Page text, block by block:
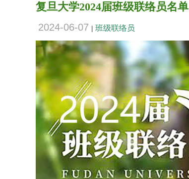
复旦大学2024届班级联络员名单
2024-06-07 班级联络员